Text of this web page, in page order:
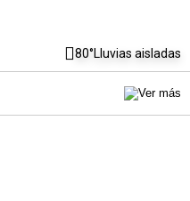
80°Lluvias aisladas